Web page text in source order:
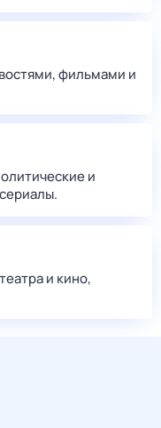
фильмами и
и
и кино,